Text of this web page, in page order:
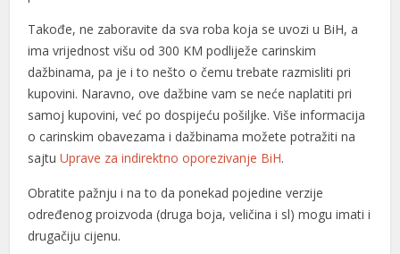
panel
panel
panel
panel
panel
Takođe, ne zaboravite da sva roba koja se uvozi u BiH, a
ima vrijednost višu od 300 KM podliježe carinskim
dažbinama, pa je i to nešto o čemu trebate razmisliti pri
kupovini. Naravno, ove dažbine vam se neće naplatiti pri
samoj kupovini, već po dospijeću pošiljke. Više informacija
o carinskim obavezama i dažbinama možete potražiti na
sajtuUprave za indirektno oporezivanje BiH.
Obratite pažnju i na to da ponekad pojedine verzije
određenog proizvoda (druga boja, veličina i sl) mogu imati i
drugačiju cijenu.